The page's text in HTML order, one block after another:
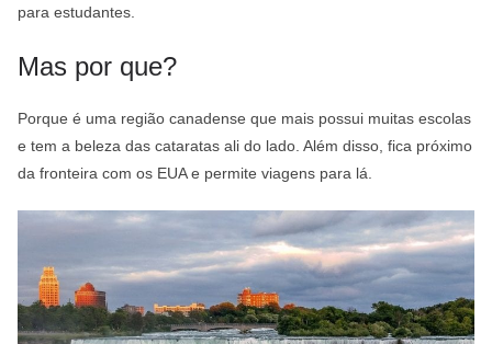
para estudantes.
Mas por que?
Porque é uma região canadense que mais possui muitas escolas
e tem a beleza das cataratas ali do lado. Além disso, fica próximo
da fronteira com os EUA e permite viagens para lá.